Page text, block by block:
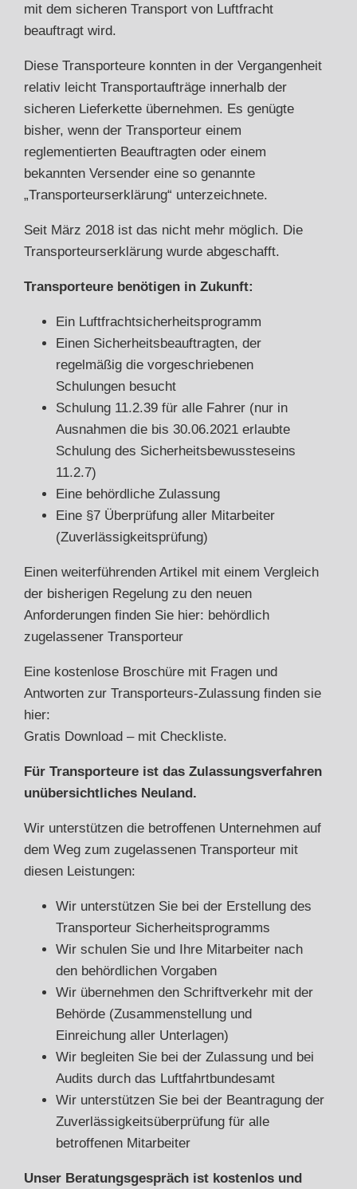
mit dem sicheren Transport von Luftfracht
beauftragt wird.
Diese Transporteure konnten in der Vergangenheit
relativ leicht Transportaufträge innerhalb der
sicheren Lieferkette übernehmen. Es genügte
bisher, wenn der Transporteur einem
reglementierten Beauftragten oder einem
bekannten Versender eine so genannte
„Transporteurserklärung“ unterzeichnete.
Seit März 2018 ist das nicht mehr möglich. Die
Transporteurserklärung wurde abgeschafft.
Transporteure benötigen in Zukunft:
Ein Luftfrachtsicherheitsprogramm
Einen Sicherheitsbeauftragten, der
regelmäßig die vorgeschriebenen
Schulungen besucht
Schulung 11.2.39 für alle Fahrer (nur in
Ausnahmen die bis 30.06.2021 erlaubte
Schulung des Sicherheitsbewussteseins
11.2.7)
Eine behördliche Zulassung
Eine §7 Überprüfung aller Mitarbeiter
(Zuverlässigkeitsprüfung)
Einen weiterführenden Artikel mit einem Vergleich
der bisherigen Regelung zu den neuen
Anforderungen finden Sie hier: behördlich
zugelassener Transporteur
Eine kostenlose Broschüre mit Fragen und
Antworten zur Transporteurs-Zulassung finden sie
hier:
Gratis Download – mit Checkliste.
Für Transporteure ist das Zulassungsverfahren
unübersichtliches Neuland.
Wir unterstützen die betroffenen Unternehmen auf
dem Weg zum zugelassenen Transporteur mit
diesen Leistungen:
Wir unterstützen Sie bei der Erstellung des
Transporteur Sicherheitsprogramms
Wir schulen Sie und Ihre Mitarbeiter nach
den behördlichen Vorgaben
Wir übernehmen den Schriftverkehr mit der
Behörde (Zusammenstellung und
Einreichung aller Unterlagen)
Wir begleiten Sie bei der Zulassung und bei
Audits durch das Luftfahrtbundesamt
Wir unterstützen Sie bei der Beantragung der
Zuverlässigkeitsüberprüfung für alle
betroffenen Mitarbeiter
Unser Beratungsgespräch ist kostenlos und